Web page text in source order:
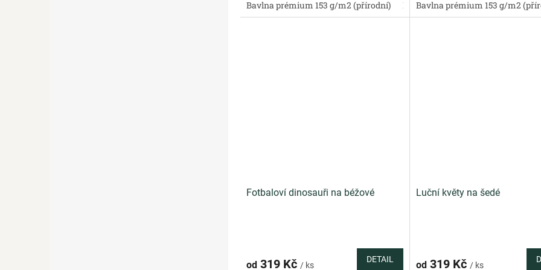
Bavlna prémium 153 g/m2 (přírodní) Bavlněný satén 130 g/m2 (přírodní)
Bavlna prémium 153 g/m2
Fotbaloví dinosauři na béžové
od 319 Kč / ks
DETAIL
Luční květy na šedé
od319 Kč / ks